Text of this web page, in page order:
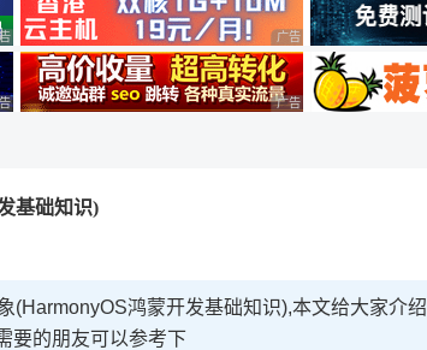
商业广告，理性选择 广告 商业广告，理性选择
商业广告，理性选择 广告 商业广告，理性选择
基础知识)
(HarmonyOS鸿蒙开发基础知识),本文给大家介绍
要的朋友可以参考下